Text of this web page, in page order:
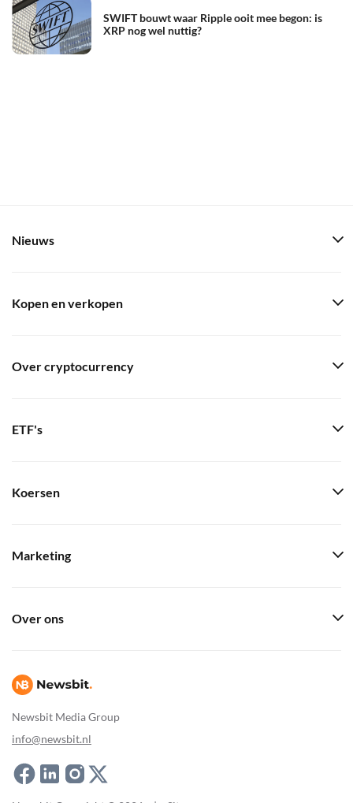
SWIFT bouwt waar Ripple ooit mee begon: is
XRP nog wel nuttig?
Newsbit Media Group
info@newsbit.nl
Nieuws
Kopen en verkopen
Over cryptocurrency
ETF's
Koersen
Marketing
Over ons